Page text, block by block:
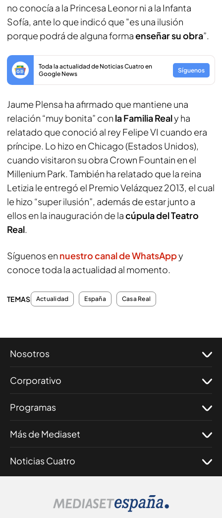
no conocía a la Princesa Leonor ni a la Infanta
Sofía, ante lo que indicó que "es una ilusión
porque podrá de alguna formaenseñar su obra”.
Toda la actualidad de Noticias Cuatro en
Google News
Síguenos
Jaume Plensa ha afirmado que mantiene una
relación “muy bonita” con la Familia Realy ha
relatado que conoció al rey Felipe VI cuando era
príncipe. Lo hizo en Chicago (Estados Unidos),
cuando visitaron su obra Crown Fountain en el
Millenium Park. También ha relatado que la reina
Letizia le entregó el Premio Velázquez 2013, el cual
le hizo “super ilusión”, además de estar junto a
ellos en la inauguración de lacúpula del Teatro
Real.
Síguenos en nuestro canal de WhatsAppy
conoce toda la actualidad al momento.
TEMAS Actualidad España Casa Real
Nosotros
Corporativo
Programas
Más de Mediaset
Noticias Cuatro